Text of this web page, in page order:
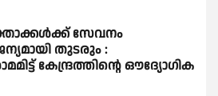
സേവനം
തുടരും :
കേന്ദ്രത്തിന്റെ ഔദ്യോഗിക